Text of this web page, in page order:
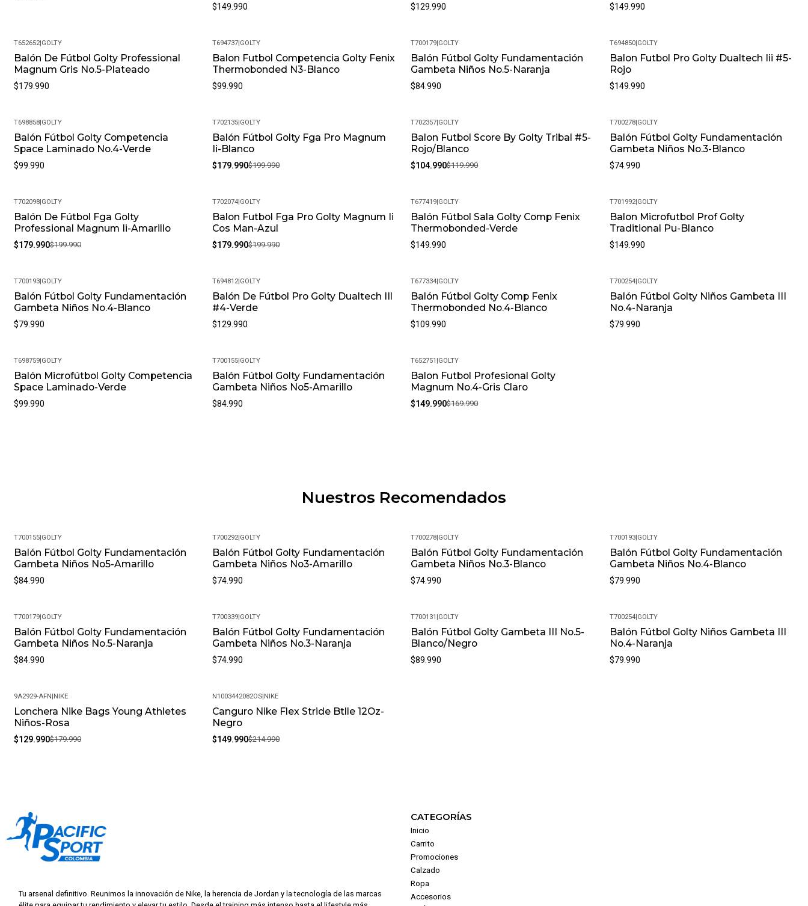
$149.990 $129.990 $149.990
T652652|GOLTY
Balón De Fútbol Golty Professional
Magnum Gris No.5-Plateado
$179.990
T694737|GOLTY
Balon Futbol Competencia Golty Fenix
Thermobonded N3-Blanco
$99.990
T700179|GOLTY
Balón Fútbol Golty Fundamentación
Gambeta Niños No.5-Naranja
$84.990
T694850|GOLTY
Balon Futbol Pro Golty Dualtech Iii #5-
Rojo
$149.990
T698858|GOLTY
Balón Fútbol Golty Competencia
Space Laminado No.4-Verde
$99.990
-10%
T702135|GOLTY
Balón Fútbol Golty Fga Pro Magnum
Ii-Blanco
$179.990$199.990
-13%
T702357|GOLTY
Balon Futbol Score By Golty Tribal #5-
Rojo/Blanco
$104.990$119.990
T700278|GOLTY
Balón Fútbol Golty Fundamentación
Gambeta Niños No.3-Blanco
$74.990
-10%
T702098|GOLTY
Balón De Fútbol Fga Golty
Professional Magnum Ii-Amarillo
$179.990$199.990
-10%
T702074|GOLTY
Balon Futbol Fga Pro Golty Magnum Ii
Cos Man-Azul
$179.990$199.990
T677419|GOLTY
Balón Fútbol Sala Golty Comp Fenix
Thermobonded-Verde
$149.990
T701992|GOLTY
Balon Microfutbol Prof Golty
Traditional Pu-Blanco
$149.990
T700193|GOLTY
Balón Fútbol Golty Fundamentación
Gambeta Niños No.4-Blanco
$79.990
T694812|GOLTY
Balón De Fútbol Pro Golty Dualtech IIl
#4-Verde
$129.990
T677334|GOLTY
Balón Fútbol Golty Comp Fenix
Thermobonded No.4-Blanco
$109.990
T700254|GOLTY
Balón Fútbol Golty Niños Gambeta III
No.4-Naranja
$79.990
T698759|GOLTY
Balón Microfútbol Golty Competencia
Space Laminado-Verde
$99.990
T700155|GOLTY
Balón Fútbol Golty Fundamentación
Gambeta Niños No5-Amarillo
$84.990
-12%
T652751 |GOLTY
Balon Futbol Profesional Golty
Magnum No.4-Gris Claro
$149.990$169.990
Nuestros Recomendados
T700155|GOLTY
Balón Fútbol Golty Fundamentación
Gambeta Niños No5-Amarillo
$84.990
T700292|GOLTY
Balón Fútbol Golty Fundamentación
Gambeta Niños No3-Amarillo
$74.990
T700278|GOLTY
Balón Fútbol Golty Fundamentación
Gambeta Niños No.3-Blanco
$74.990
T700193|GOLTY
Balón Fútbol Golty Fundamentación
Gambeta Niños No.4-Blanco
$79.990
T700179|GOLTY
Balón Fútbol Golty Fundamentación
Gambeta Niños No.5-Naranja
$84.990
T700339|GOLTY
Balón Fútbol Golty Fundamentación
Gambeta Niños No.3-Naranja
$74.990
T700131 |GOLTY
Balón Fútbol Golty Gambeta III No.5-
Blanco/Negro
$89.990
T700254|GOLTY
Balón Fútbol Golty Niños Gambeta III
No.4-Naranja
$79.990
-28%
9A2929-AFN|NIKE
Lonchera Nike Bags Young Athletes
Niños-Rosa
$129.990$179.990
-30%
N1003442082OS|NIKE
Canguro Nike Flex Stride Btlle 12Oz-
Negro
$149.990$214.990
Tu arsenal definitivo. Reunimos la innovación de Nike, la herencia de Jordan y la tecnología de las marcas
CATEGORÍAS
Inicio
Carrito
Promociones
Calzado
Ropa
Accesorios